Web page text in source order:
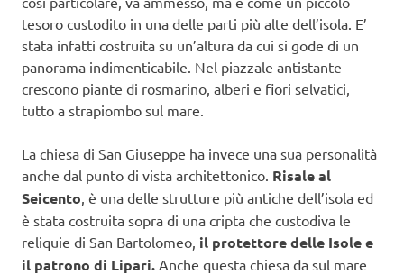
tesoro custodito in una delle parti più alte dell’isola. E’
stata infatti costruita su un’altura da cui si gode di un
panorama indimenticabile. Nel piazzale antistante
crescono piante di rosmarino, alberi e fiori selvatici,
tutto a strapiombo sul mare.
La chiesa di San Giuseppe ha invece una sua personalità
anche dal punto di vista architettonico. Risale al
Seicento , è una delle strutture più antiche dell’isola ed
è stata costruita sopra di una cripta che custodiva le
reliquie di San Bartolomeo, il protettore delle Isole e
il patrono di Lipari. Anche questa chiesa da sul mare